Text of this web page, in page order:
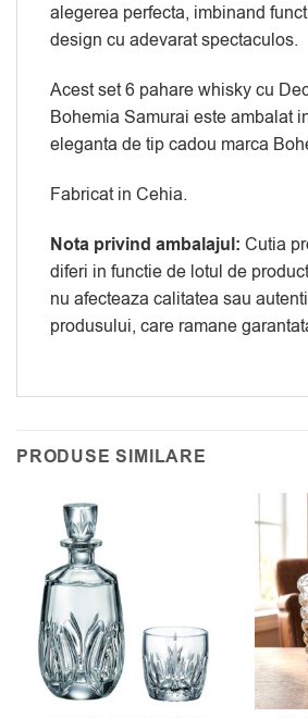
alegerea perfecta, imbinand
design cu adevarat spectaculos.
Acest set 6 pahare whisky cu
Bohemia Samurai este ambalat
eleganta de tip cadou marca
Fabricat in Cehia.
Nota privind ambalajul: Cutia
diferi in functie de lotul de
nu afecteaza calitatea sau
produsului, care ramane
PRODUSE SIMILARE